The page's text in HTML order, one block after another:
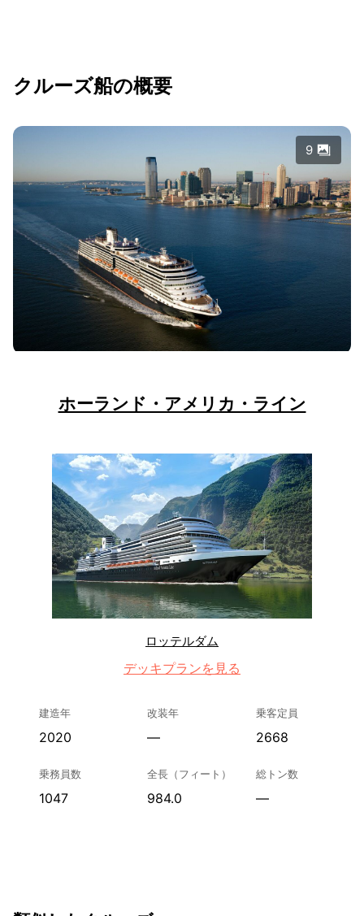
クルーズ船の概要
9
ホーランド・アメリカ・ライン
ロッテルダム
デッキプランを見る
建造年
2020
改装年
—
乗客定員
2668
乗務員数
1047
全長（フィート）
984.0
総トン数
—